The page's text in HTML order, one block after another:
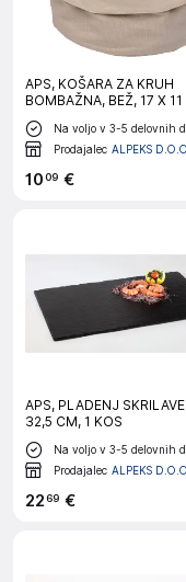
APS, KOŠARA ZA KRUH
BOMBAŽNA, BEŽ, 17 X
KOS
Na voljo v 3-5 delovnih
Prodajalec ALPEKS D.O.O.
1009 €
APS, PLADENJ
32,5 CM, 1 KOS
Na voljo v 3-5 delovnih
Prodajalec ALPEKS D.O.O.
2269 €